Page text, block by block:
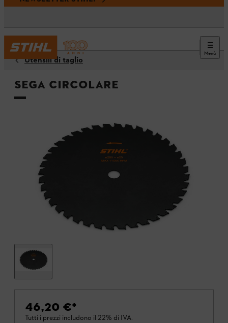
Menù
Utensili di taglio
Sega circolare
46,20 €*
Tutti i prezzi includono il 22% di IVA.